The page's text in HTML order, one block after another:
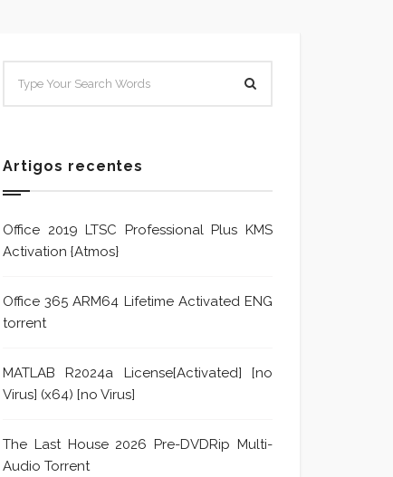
Artigos recentes
Office 2019 LTSC Professional Plus KMS
Activation {Atmos}
Office 365 ARM64 Lifetime Activated ENG
torrent
MATLAB R2024a License[Activated] [no
Virus] (x64) [no Virus]
The Last House 2026 Pre-DVDRip Multi-
Audio Torrent